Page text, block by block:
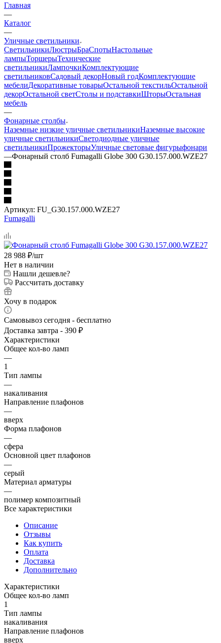
Главная
—
Каталог
—
Уличные светильники
СветильникиЛюстрыБраСпотыНастольные
лампыТоршерыТехнические
светильникиЛампочкиКомплектующие
светильниковСадовый декорНовый годКомплектующие
мебелиДекоративные товарыОстальной текстильОстальной
декорОстальной светСтолы и подставкиШторыОстальная
мебель
—
Фонарные столбы
Наземные низкие уличные светильникиНаземные высокие
уличные светильникиСветодиодные уличные
светильникиПрожекторыУличные световые фигурыфонари
—Фонарный столб Fumagalli Globe 300 G30.157.000.WZE27
Артикул: FU_G30.157.000.WZE27
Fumagalli
28 988 ₽/шт
Нет в наличии
Нашли дешевле?
Рассчитать доставку
Хочу в подарок
Самовывоз сегодня - бесплатно
Доставка завтра - 390 ₽
Характеристики
Общее кол-во ламп
—
1
Тип лампы
—
накаливания
Направление плафонов
—
вверх
Форма плафонов
—
сфера
Основной цвет плафонов
—
серый
Материал арматуры
—
полимер композитный
Все характеристики
Описание
Отзывы
Как купить
Оплата
Доставка
Дополнительно
Характеристики
Общее кол-во ламп
1
Тип лампы
накаливания
Направление плафонов
вверх